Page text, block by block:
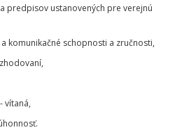
predpisov ustanovených pre verejnú
komunikačné schopnosti a zručnosti,
vítaná,